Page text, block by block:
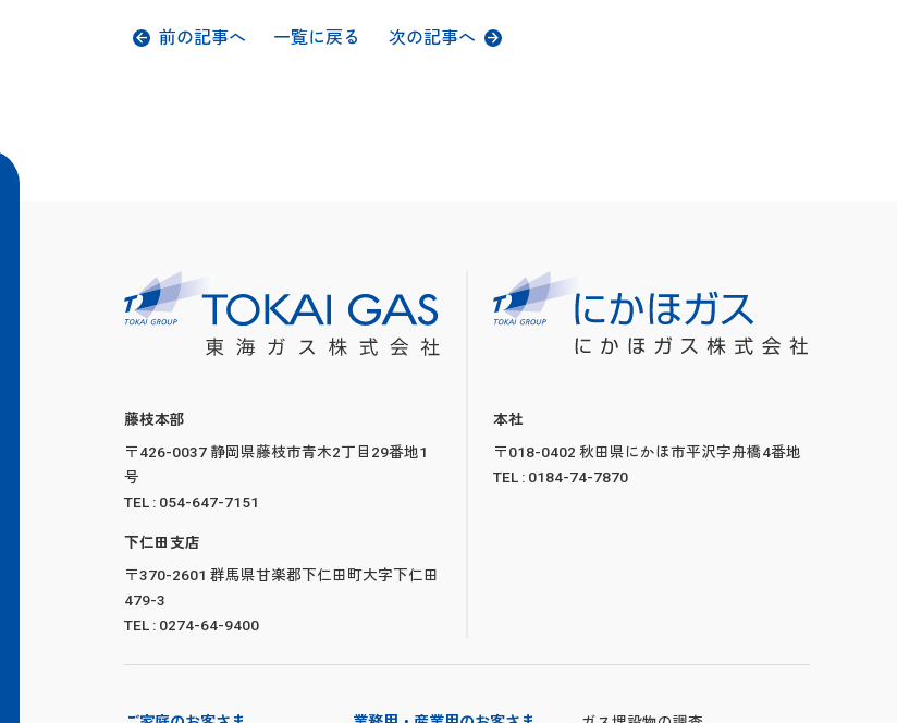
前の記事へ 一覧に戻る 次の記事へ
藤枝本部
〒426-0037 静岡県藤枝市青木2丁目29番地1
号
TEL : 054-647-7151
下仁田支店
〒370-2601 群馬県甘楽郡下仁田町大字下仁田
479-3
TEL : 0274-64-9400
本社
〒018-0402 秋田県にかほ市平沢字舟橋4番地
TEL : 0184-74-7870